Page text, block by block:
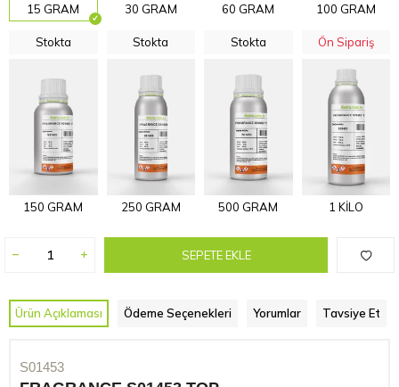
15 GRAM 30 GRAM 60 GRAM 100 GRAM
Stokta
150 GRAM
Stokta
250 GRAM
Stokta
500 GRAM
Ön Sipariş
1 KİLO
SEPETE EKLE
Ürün Açıklaması Ödeme Seçenekleri Yorumlar Tavsiye Et
S01453